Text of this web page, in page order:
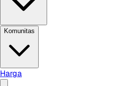
Komunitas
Harga